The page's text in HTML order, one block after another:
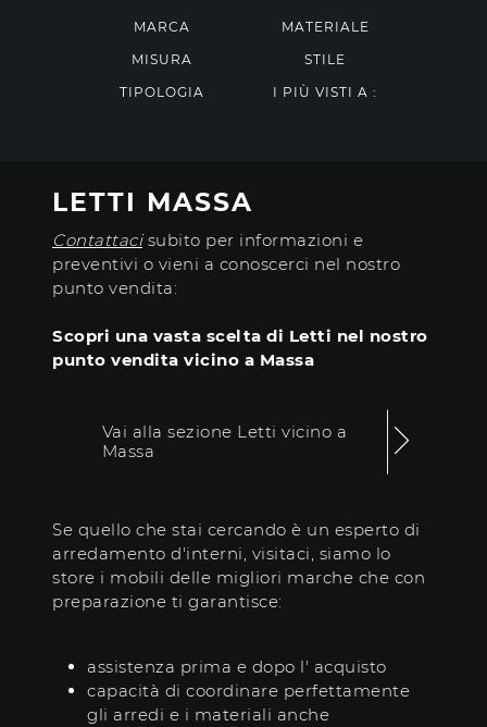
MARCA
MATERIALE
MISURA
STILE
TIPOLOGIA
I PIÙ VISTI A :
LETTI MASSA
Contattacisubito per informazioni e
preventivi o vieni a conoscerci nel nostro
punto vendita:
Scopri una vasta scelta di Letti nel nostro
punto vendita vicino a Massa
Vai alla sezione Letti vicino a
Massa
Se quello che stai cercando è un esperto di
arredamento d'interni, visitaci, siamo lo
store i mobili delle migliori marche che con
preparazione ti garantisce:
assistenza prima e dopo l' acquisto
capacità di coordinare perfettamente
gli arredi e i materiali anche